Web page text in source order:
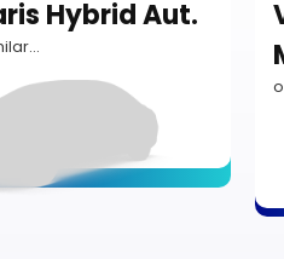
Hybrid Aut.